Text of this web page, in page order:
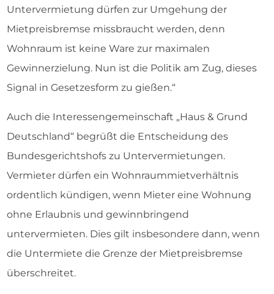
Untervermietung dürfen zur Umgehung der
Mietpreisbremse missbraucht werden, denn
Wohnraum ist keine Ware zur maximalen
Gewinnerzielung. Nun ist die Politik am Zug, dieses
Signal in Gesetzesform zu gießen.“
Auch die Interessengemeinschaft „Haus & Grund
Deutschland“ begrüßt die Entscheidung des
Bundesgerichtshofs zu Untervermietungen.
Vermieter dürfen ein Wohnraummietverhältnis
ordentlich kündigen, wenn Mieter eine Wohnung
ohne Erlaubnis und gewinnbringend
untervermieten. Dies gilt insbesondere dann, wenn
die Untermiete die Grenze der Mietpreisbremse
überschreitet.